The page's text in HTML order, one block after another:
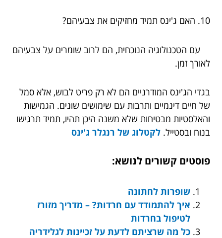
10. האם ג'ינס תמיד מחזיקים את צבעיהם?
עם הטכנולוגיה הנוכחית, הם לרוב שומרים על צבעיהם
לאורך זמן.
בגדי הג'ינס המודרניים הם לא רק פריט לבוש, אלא סמל
של חיים דינמיים ותרבות עם שימושים שונים. הגמישות
והאלסטיות מבטיחות שלא משנה היכן תהיו, תמיד תרגישו
בנוח ובסטייל. לקטלוג של רנגלר ג'ינס
פוסטים קשורים לנושא:
שופרות לחתונה
איך להתמודד עם חרדות? – מדריך מזורז
לטיפול בחרדות
כל מה שרציתם לדעת על זכיינות לגלידריה